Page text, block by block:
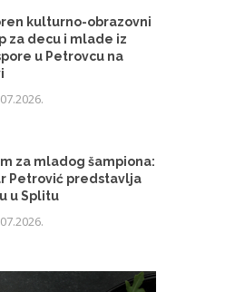
kulturno-obrazovni
za decu i mlade iz
u Petrovcu na
za mladog šampiona:
Petrović predstavlja
u Splitu